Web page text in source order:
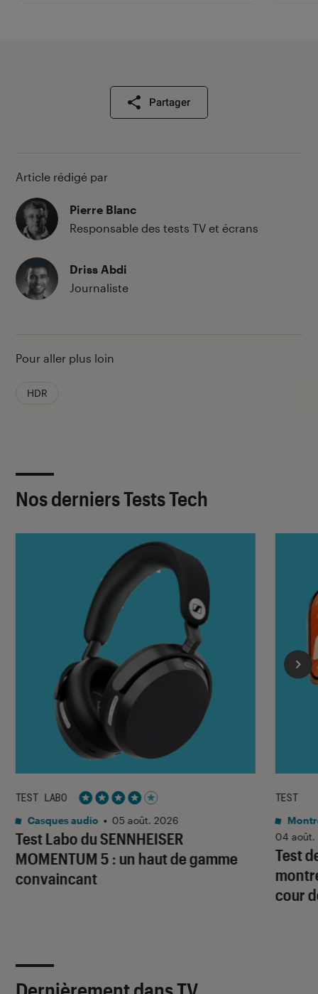
Partager
Article rédigé par
Pierre Blanc
Responsable des tests TV et écrans
Driss Abdi
Journaliste
Pour aller plus loin
HDR
Nos derniers Tests Tech
Test Labo du SENNHEISER
MOMENTUM 5 : un haut de gamme
convaincant
TEST LABO
Noté 4 étoiles sur 5
Casques audio • 05 août. 2026
Test
cour
TEST
04 août.